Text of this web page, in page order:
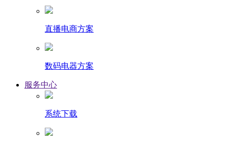
直播电商方案
数码电器方案
服务中心
系统下载